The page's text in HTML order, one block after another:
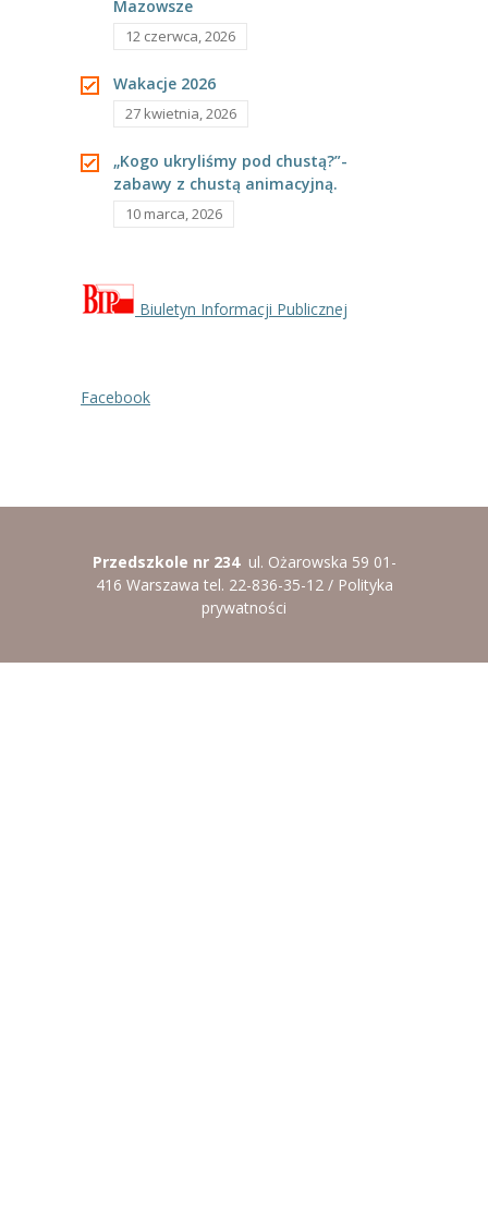
Mazowsze
12 czerwca, 2026
Wakacje 2026
27 kwietnia, 2026
„Kogo ukryliśmy pod chustą?”-
zabawy z chustą animacyjną.
10 marca, 2026
Biuletyn Informacji Publicznej
Facebook
Przedszkole nr 234 ul. Ożarowska 59 01-
416 Warszawa tel. 22-836-35-12 / Polityka
prywatności